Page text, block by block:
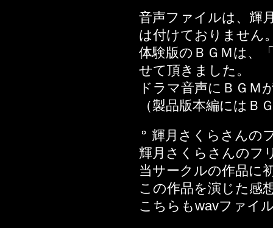
2014年02月28日発
2014年02月14日発
2014年01月31日発
2014年01月17日発
2013年12月27日発
2013年12月20日発
2013年12月13日発
2013年12月06日発
い」編
2013年11月15日発
2013年10月25日発
2013年10月18日発
音声ファイルは、輝
は付けておりません
体験版のＢＧＭは、
せて頂きました。
ドラマ音声にＢＧＭ
（製品版本編にはＢ
輝月さくらさんの
輝月さくらさんのフ
当サークルの作品に
この作品を演じた感
こちらもwavファイ